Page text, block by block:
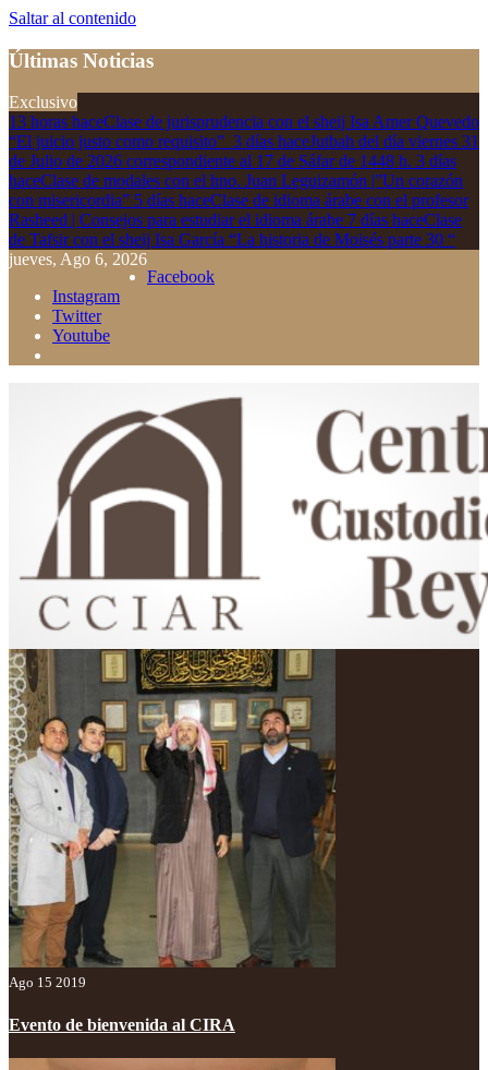
Saltar al contenido
Últimas Noticias
Exclusivo
13 horas haceClase de jurisprudencia con el sheij Isa Amer Quevedo
“El juicio justo como requisito” 3 días haceJutbah del día viernes 31
de Julio de 2026 correspondiente al 17 de Sáfar de 1448 h. 3 días
haceClase de modales con el hno. Juan Leguizamón |”Un corazón
con misericordia” 5 días haceClase de idioma árabe con el profesor
Rasheed | Consejos para estudiar el idioma árabe 7 días haceClase
de Tafsir con el sheij Isa García “La historia de Moisés parte 30 “
jueves, Ago 6, 2026
Facebook
Instagram
Twitter
Youtube
Centro Cultural Islámico "Custodio de las Dos Sagradas Mezquitas"
Rey Fahd en Argentina
Ago 15 2019
Evento de bienvenida al CIRA